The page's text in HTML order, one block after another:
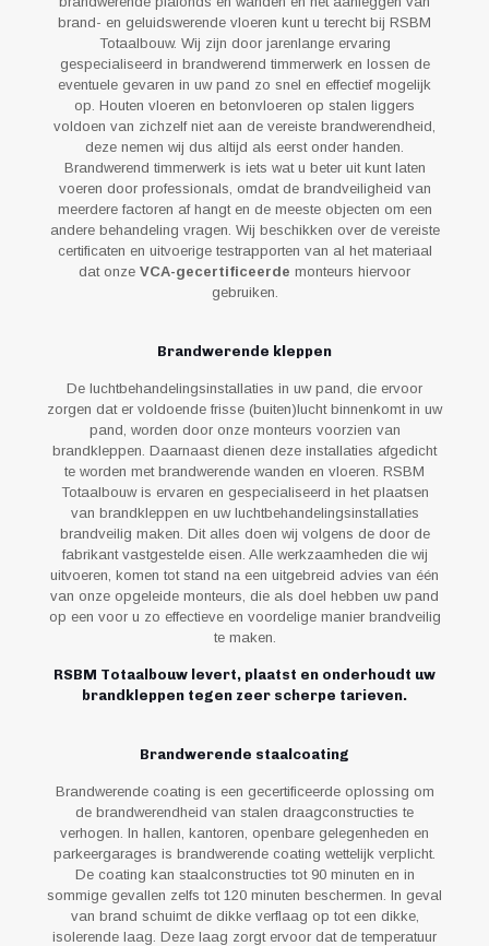
brand- en geluidswerende vloeren kunt u terecht bij RSBM
Totaalbouw. Wij zijn door jarenlange ervaring
gespecialiseerd in brandwerend timmerwerk en lossen de
eventuele gevaren in uw pand zo snel en effectief mogelijk
op. Houten vloeren en betonvloeren op stalen liggers
voldoen van zichzelf niet aan de vereiste brandwerendheid,
deze nemen wij dus altijd als eerst onder handen.
Brandwerend timmerwerk is iets wat u beter uit kunt laten
voeren door professionals, omdat de brandveiligheid van
meerdere factoren af hangt en de meeste objecten om een
andere behandeling vragen. Wij beschikken over de vereiste
certificaten en uitvoerige testrapporten van al het materiaal
dat onze VCA-gecertificeerde monteurs hiervoor
gebruiken.
Brandwerende kleppen
De luchtbehandelingsinstallaties in uw pand, die ervoor
zorgen dat er voldoende frisse (buiten)lucht binnenkomt in uw
pand, worden door onze monteurs voorzien van
brandkleppen. Daarnaast dienen deze installaties afgedicht
te worden met brandwerende wanden en vloeren. RSBM
Totaalbouw is ervaren en gespecialiseerd in het plaatsen
van brandkleppen en uw luchtbehandelingsinstallaties
brandveilig maken. Dit alles doen wij volgens de door de
fabrikant vastgestelde eisen. Alle werkzaamheden die wij
uitvoeren, komen tot stand na een uitgebreid advies van één
van onze opgeleide monteurs, die als doel hebben uw pand
op een voor u zo effectieve en voordelige manier brandveilig
te maken.
RSBM Totaalbouw levert, plaatst en onderhoudt uw
brandkleppen tegen zeer scherpe tarieven.
Brandwerende staalcoating
Brandwerende coating is een gecertificeerde oplossing om
de brandwerendheid van stalen draagconstructies te
verhogen. In hallen, kantoren, openbare gelegenheden en
parkeergarages is brandwerende coating wettelijk verplicht.
De coating kan staalconstructies tot 90 minuten en in
sommige gevallen zelfs tot 120 minuten beschermen. In geval
van brand schuimt de dikke verflaag op tot een dikke,
isolerende laag. Deze laag zorgt ervoor dat de temperatuur